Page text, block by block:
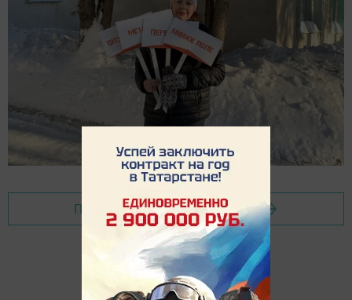
Перейти на страницу новости